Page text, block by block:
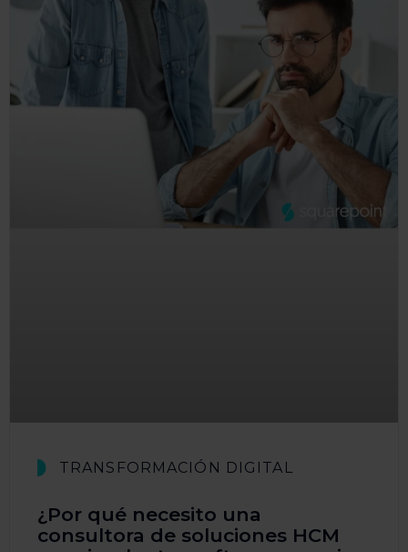
TRANSFORMACIÓN DIGITAL
¿Por qué necesito una
consultora de soluciones HCM